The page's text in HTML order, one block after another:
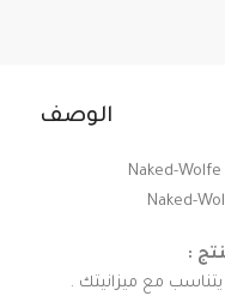
الوصف
:
مع ميزانيتك .